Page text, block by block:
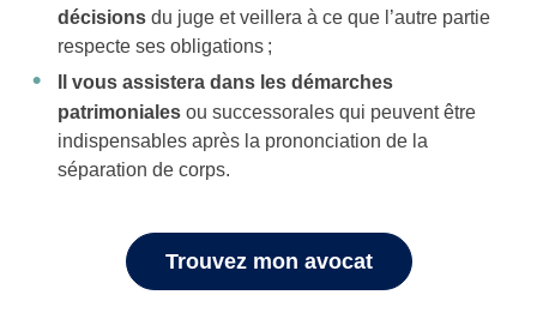
décisions du juge et veillera à ce que l’autre partie
respecte ses obligations ;
Il vous assistera dans les démarches
patrimoniales ou successorales qui peuvent être
indispensables après la prononciation de la
séparation de corps.
Trouvez mon avocat